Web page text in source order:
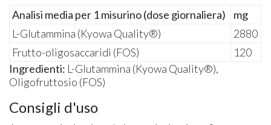
Analisi media per 1 misurino (dose giornaliera)
mg
L-Glutammina (Kyowa Quality®)
2880
Frutto-oligosaccaridi (FOS)
120
Ingredienti: L-Glutammina (Kyowa Quality®),
Oligofruttosio (FOS)
Consigli d'uso